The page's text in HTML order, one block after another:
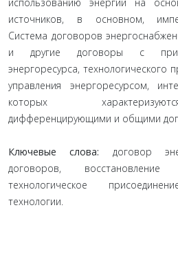
источников, в основном,
Система договоров
и другие договоры с
энергоресурса, технологического
управления энергоресурсом,
которых
дифференцирующими и общими
Ключевые слова: договор
договоров, восстановление
технологическое
технологии.